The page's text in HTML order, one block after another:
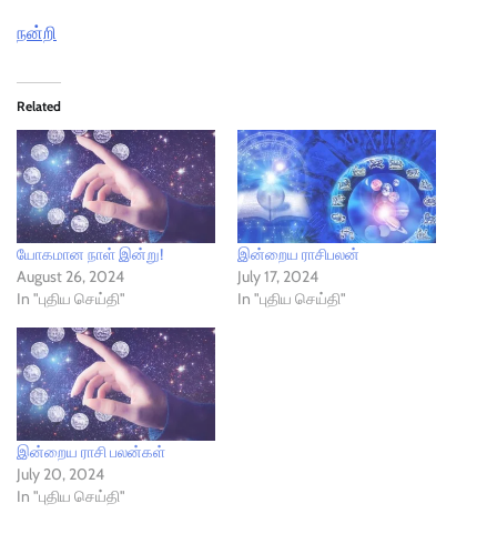
நன்றி
Related
யோகமான நாள் இன்று!
August 26, 2024
In "புதிய செய்தி"
இன்றைய ராசிபலன்
July 17, 2024
In "புதிய செய்தி"
இன்றைய ராசி பலன்கள்
July 20, 2024
In "புதிய செய்தி"